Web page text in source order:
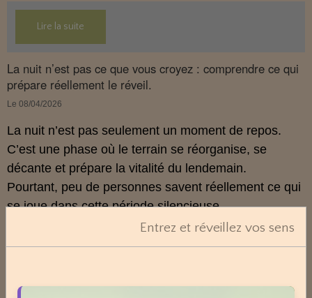
son interaction avec le système endocannabinoïde.
Cet article propose une mise au point claire, moderne
et conforme à la réglementation française de 2026.
Lire la suite
La nuit n’est pas ce que vous croyez : comprendre ce qui
prépare réellement le réveil.
Le 08/04/2026
La nuit n’est pas seulement un moment de repos.
C’est une phase où le terrain se réorganise, se
décante et prépare la vitalité du lendemain.
Pourtant, peu de personnes savent réellement ce qui
se joue dans cette période silencieuse.
1 2 3 4 5
Entrez et réveillez vos sens